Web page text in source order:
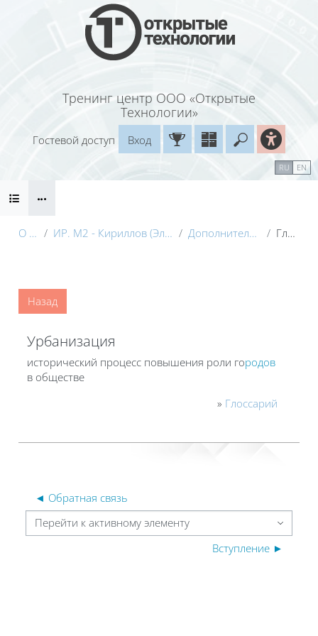
Перейти к основному содержанию
Тренинг центр ООО «Открытые
Технологии»
Введите
Гостевой доступ
Вход
RU EN
Блоки
О курсе ИР. М2 - Кириллов (Электронный курс) с видео Дополнительные материалы Глоссарий
Назад
Урбанизация
исторический процесс повышения роли городов
в обществе
» Глоссарий
◄ Обратная связь
Перейти к активному элементу
Вступление ►